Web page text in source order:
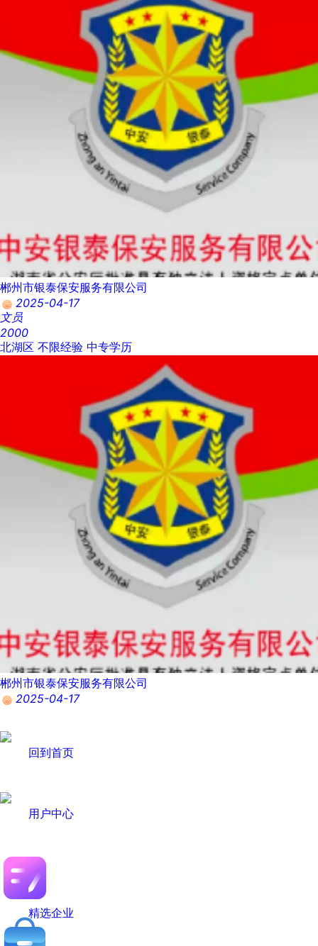
郴州市银泰保安服务有限公司
2025-04-17
文员
2000
北湖区 不限经验 中专学历
郴州市银泰保安服务有限公司
2025-04-17
回到首页
用户中心
精选企业